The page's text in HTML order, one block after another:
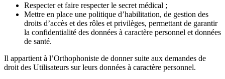
Respecter et faire respecter le secret médical ;
Mettre en place une politique d’habilitation, de gestion des
droits d’accès et des rôles et privilèges, permettant de garantir
la confidentialité des données à caractère personnel et données
de santé.
Il appartient à l’Orthophoniste de donner suite aux demandes de
droit des Utilisateurs sur leurs données à caractère personnel.